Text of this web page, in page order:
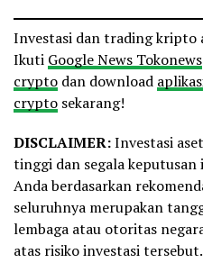
Investasi dan trading kripto
Ikuti Google News Tokonews
crypto dan download
crypto sekarang!
DISCLAIMER:Investasi
tinggi dan segala
Anda berdasarkan
seluruhnya merupakan
lembaga atau otoritas
atas risiko investasi tersebut.